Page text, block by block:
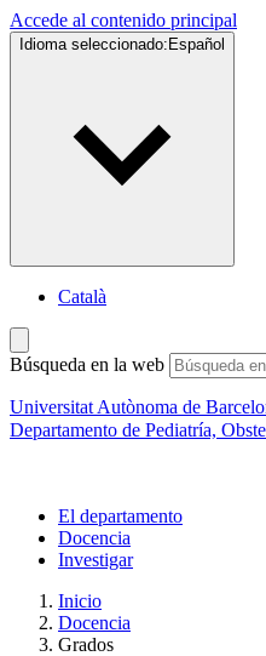
Accede al contenido principal
Idioma seleccionado: Español
Català
Búsqueda en la web
Universitat Autònoma de
Departamento de Pediatría,
El departamento
Docencia
Investigar
Inicio
Docencia
Grados